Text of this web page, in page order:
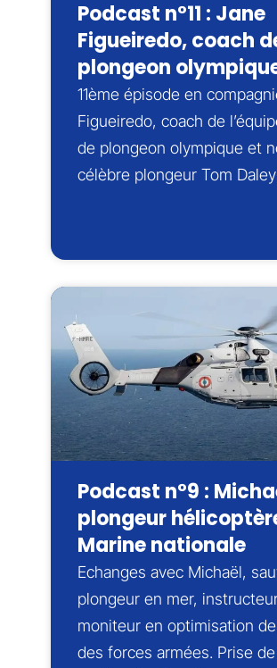
Podcast n°11 : Jane
Figueiredo, coach
plongeon
11ème épisode en
Figueiredo, coach de
de plongeon olympique et
célèbre plongeur Tom Daley
Podcast n°9 :
plongeur
Marine nationale
Echanges avec Michaël,
plongeur en mer,
moniteur en optimisation
des forces armées. Prise